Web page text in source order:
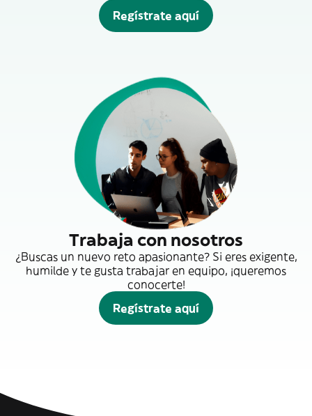
Regístrate aquí
Trabaja con nosotros
¿Buscas un nuevo reto apasionante? Si eres exigente,
humilde y te gusta trabajar en equipo, ¡queremos
conocerte!
Regístrate aquí